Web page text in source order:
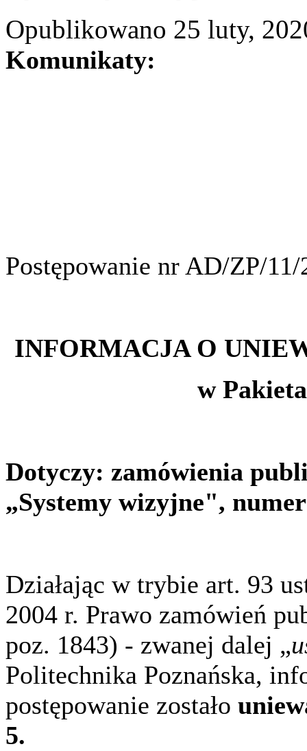
Opublikowano 25 luty,
Komunikaty:
Postępowanie nr AD/ZP/11/
INFORMACJA O
w
Dotyczy: zamówienia
„Systemy wizyjne",
Działając w trybie art. 93
2004 r. Prawo zamówień
poz. 1843) - zwanej dalej „
Politechnika Poznańska,
postępowanie zostało
5.